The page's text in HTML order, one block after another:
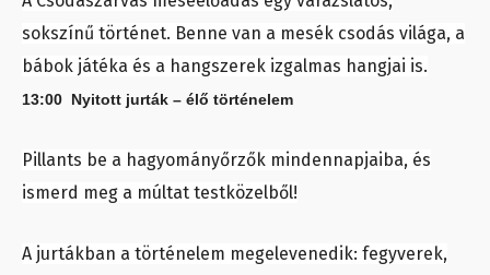
sokszínű történet. Benne van a mesék csodás világa, a
bábok játéka és a hangszerek izgalmas hangjai is.
13:00 Nyitott jurták – élő történelem
Pillants be a hagyományőrzők mindennapjaiba, és
ismerd meg a múltat testközelből!
A jurtákban a történelem megelevenedik: fegyverek,